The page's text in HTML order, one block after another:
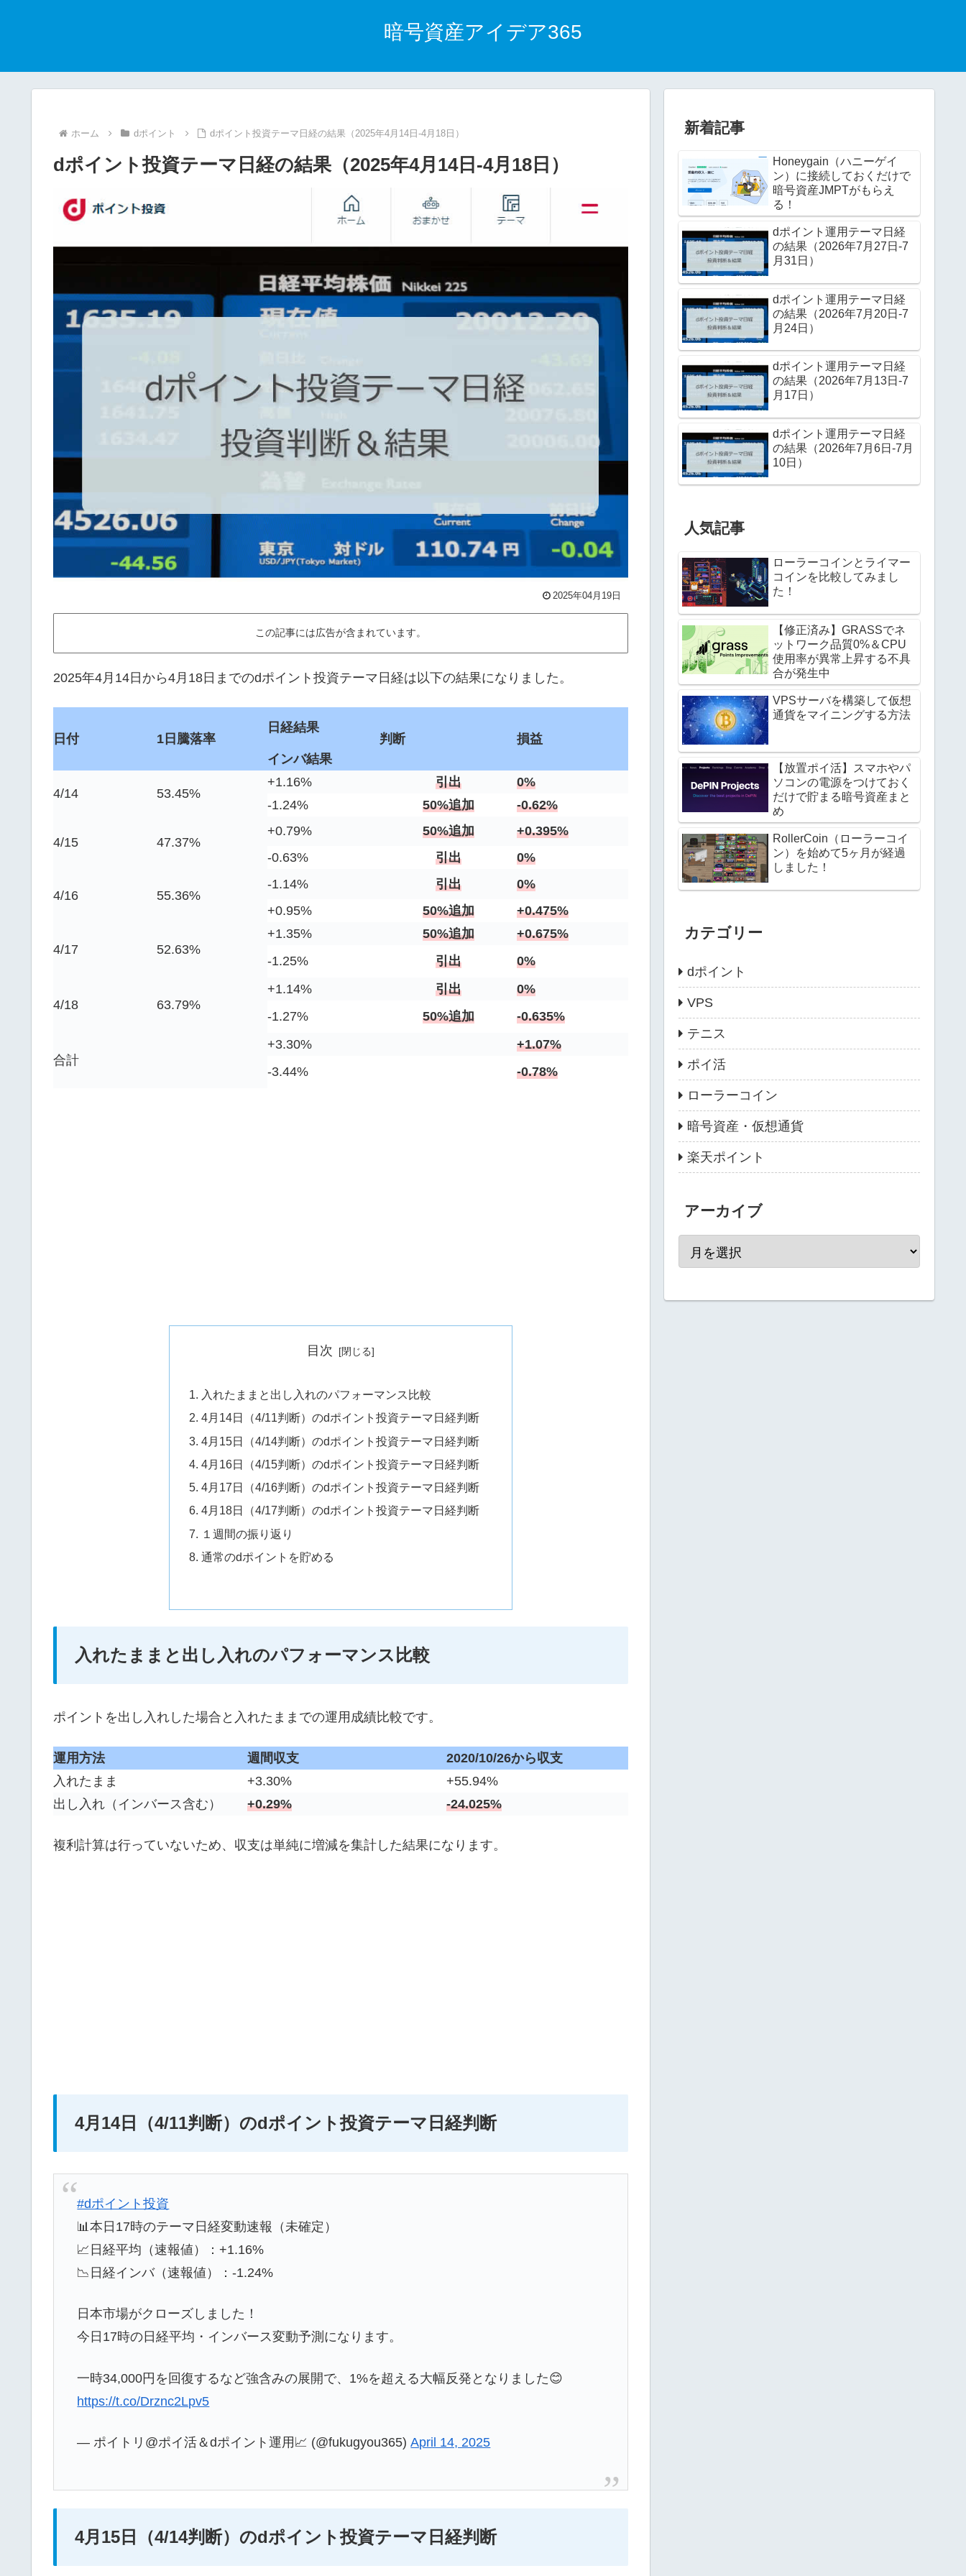
暗号資産アイデア365
ホーム dポイント dポイント投資テーマ日経の結果（2025年4月14日-4月18日）
dポイント投資テーマ日経の結果（2025年4月14日-4月18日）
2025年04月19日
この記事には広告が含まれています。
2025年4月14日から4月18日までのdポイント投資テーマ日経は以下の結果になりました。
日付 1日騰落率
日経結果
判断
損益
インバ結果
4/14 53.45%
+1.16% 引出
0%
-1.24%
50%追加 -0.62%
4/15 47.37%
+0.79% 50%追加
+0.395%
-0.63%
引出 0%
4/16 55.36%
-1.14% 引出
0%
+0.95%
50%追加 +0.475%
4/17 52.63%
+1.35% 50%追加
+0.675%
-1.25%
引出 0%
4/18 63.79%
+1.14% 引出
0%
-1.27%
50%追加 -0.635%
合計
+3.30%
+1.07%
-3.44%
-0.78%
目次
入れたままと出し入れのパフォーマンス比較
4月14日（4/11判断）のdポイント投資テーマ日経判断
4月15日（4/14判断）のdポイント投資テーマ日経判断
4月16日（4/15判断）のdポイント投資テーマ日経判断
4月17日（4/16判断）のdポイント投資テーマ日経判断
4月18日（4/17判断）のdポイント投資テーマ日経判断
１週間の振り返り
通常のdポイントを貯める
入れたままと出し入れのパフォーマンス比較
ポイントを出し入れした場合と入れたままでの運用成績比較です。
運用方法 週間収支
2020/10/26から収支
入れたまま
+3.30%
+55.94%
出し入れ（インバース含む）
+0.29% -24.025%
複利計算は行っていないため、収支は単純に増減を集計した結果になります。
4月14日（4/11判断）のdポイント投資テーマ日経判断
#dポイント投資
📊本日17時のテーマ日経変動速報（未確定）
📈日経平均（速報値）：+1.16%
📉日経インバ（速報値）：-1.24%
日本市場がクローズしました！
今日17時の日経平均・インバース変動予測になります。
一時34,000円を回復するなど強含みの展開で、1%を超える大幅反発となりました😊
https://t.co/Drznc2Lpv5
— ポイトリ@ポイ活＆dポイント運用📈 (@fukugyou365)April 14, 2025
4月15日（4/14判断）のdポイント投資テーマ日経判断
新着記事
Honeygain（ハニーゲイ
ン）に接続しておくだけで
暗号資産JMPTがもらえ
る！
dポイント運用テーマ日経
の結果（2026年7月27日-7
月31日）
dポイント運用テーマ日経
の結果（2026年7月20日-7
月24日）
dポイント運用テーマ日経
の結果（2026年7月13日-7
月17日）
dポイント運用テーマ日経
の結果（2026年7月6日-7月
10日）
人気記事
ローラーコインとライマー
コインを比較してみまし
た！
【修正済み】GRASSでネ
ットワーク品質0%＆CPU
使用率が異常上昇する不具
合が発生中
VPSサーバを構築して仮想
通貨をマイニングする方法
【放置ポイ活】スマホやパ
ソコンの電源をつけておく
だけで貯まる暗号資産まと
め
RollerCoin（ローラーコイ
ン）を始めて5ヶ月が経過
しました！
カテゴリー
dポイント
VPS
テニス
ポイ活
ローラーコイン
暗号資産・仮想通貨
楽天ポイント
アーカイブ